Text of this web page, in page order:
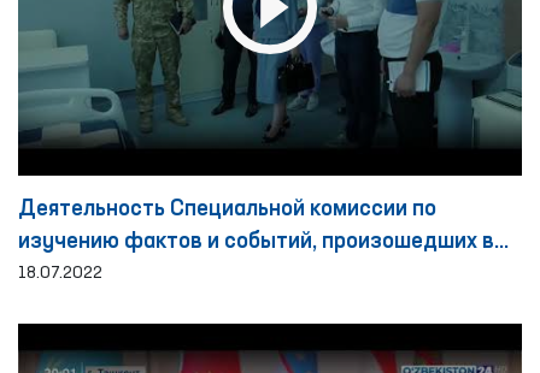
Деятельность Специальной комиссии по
изучению фактов и событий, произошедших в
Каракалпакстане
18.07.2022